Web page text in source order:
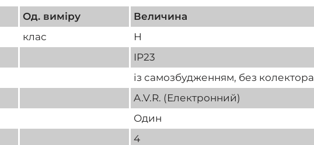
Од. виміру
Величина
клас
Н
IP23
із самозбудженням, без колектора
A.V.R. (Електронний)
Один
4